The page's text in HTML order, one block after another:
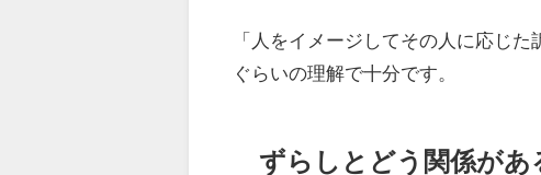
「人をイメージしてその人に応じた
ぐらいの理解で十分です。
ずらしとどう関係があ